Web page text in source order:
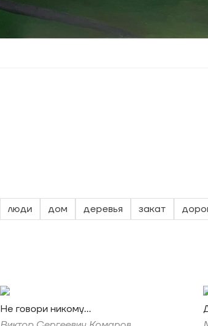
люди дом деревья закат
Не говори никому...